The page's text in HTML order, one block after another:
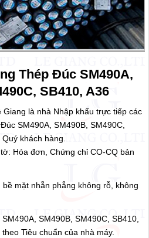
Thép Đúc SM490A,
SB410, A36
là nhà Nhập khẩu trực tiếp các
SM490A, SM490B, SM490C,
khách hàng.
Hóa đơn, Chứng chỉ CO-CQ bản
mặt nhẵn phẳng không rỗ, không
SM490B, SM490C, SB410,
Tiêu chuẩn của nhà máy.